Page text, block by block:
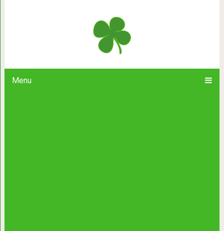
Menu
Современные писатели, которых